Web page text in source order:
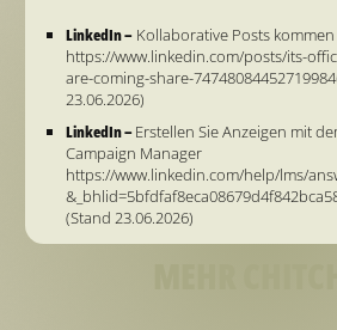
LinkedIn –Kollaborative Posts
https://www.linkedin.com/posts/its-
are-coming-share-
23.06.2026)
LinkedIn –Erstellen Sie Anzeigen mit
Campaign Manager
https://www.linkedin.com/help/lms/
(Stand 23.06.2026)